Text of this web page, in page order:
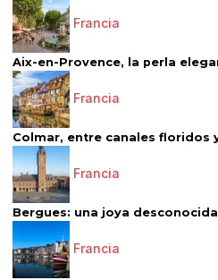
Francia
Aix-en-Provence, la perla
Francia
Colmar, entre canales floridos
Francia
Bergues: una joya
Francia